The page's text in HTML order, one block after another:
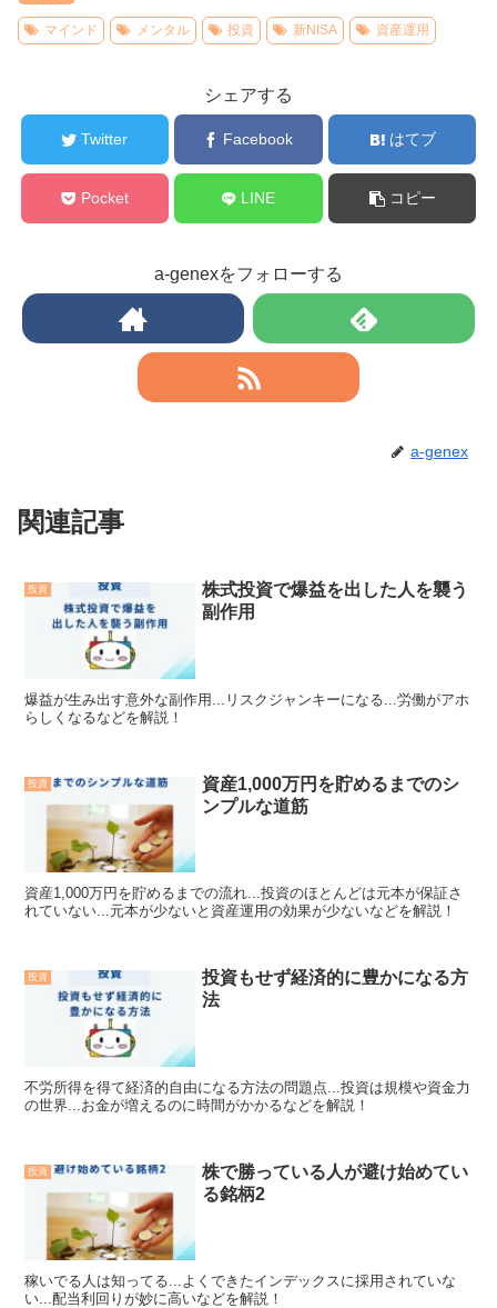
マインド メンタル 投資 新NISA 資産運用
シェアする
Twitter Facebook はてブ
Pocket LINE コピー
a-genexをフォローする
a-genex
関連記事
投資
株式投資で爆益を出した人を襲う
副作用
爆益が生み出す意外な副作用...リスクジャンキーになる...労働がアホ
らしくなるなどを解説！
投資
資産1,000万円を貯めるまでのシ
ンプルな道筋
資産1,000万円を貯めるまでの流れ...投資のほとんどは元本が保証さ
れていない...元本が少ないと資産運用の効果が少ないなどを解説！
投資
投資もせず経済的に豊かになる方
法
不労所得を得て経済的自由になる方法の問題点...投資は規模や資金力
の世界...お金が増えるのに時間がかかるなどを解説！
投資
株で勝っている人が避け始めてい
る銘柄2
稼いでる人は知ってる...よくできたインデックスに採用されていな
い...配当利回りが妙に高いなどを解説！